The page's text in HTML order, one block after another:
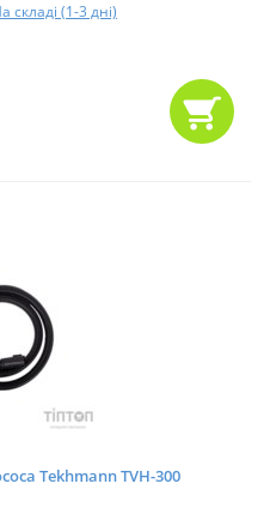
складі (1-3 дні)
Tekhmann TVH-300